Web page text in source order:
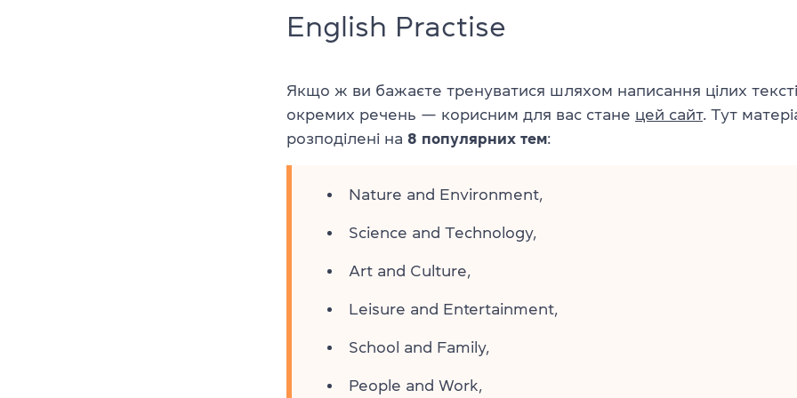
English Practise
Якщо ж ви бажаєте тренуватися шляхом написання цілих
окремих речень — корисним для вас стане цей сайт. Тут
розподілені на 8 популярних тем:
Nature and Environment,
Science and Technology,
Art and Culture,
Leisure and Entertainment,
School and Family,
People and Work,